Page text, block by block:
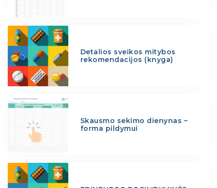
Detalios sveikos mitybos
rekomendacijos (knyga)
Skausmo sekimo dienynas –
forma pildymui